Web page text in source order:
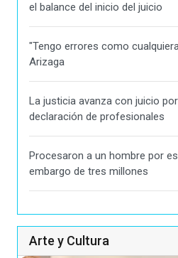
el balance del inicio del juicio
"Tengo errores como
Arizaga
La justicia avanza con juicio
declaración de profesionales
Procesaron a un hombre por
embargo de tres millones
Arte y Cultura